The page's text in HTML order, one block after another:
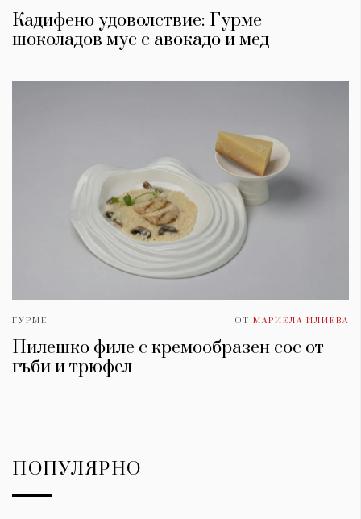
Кадифено удоволствие: Гурме
шоколадов мус с авокадо и мед
ГУРМЕ ОТ МАРИЕЛА ИЛИЕВА
Пилешко филе с кремообразен сос от
гъби и трюфел
ПОПУЛЯРНО